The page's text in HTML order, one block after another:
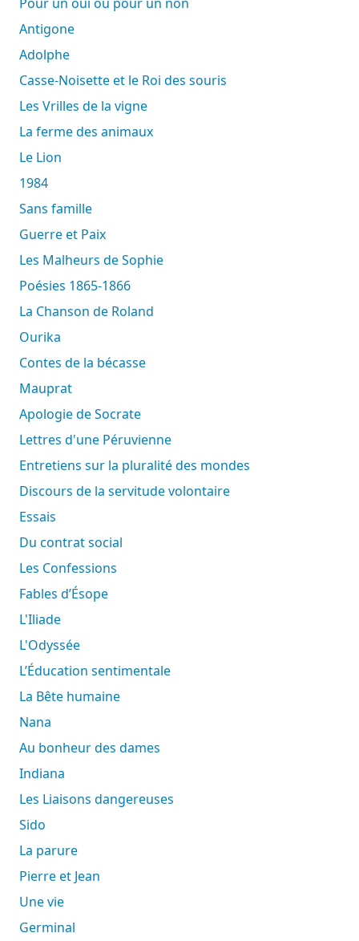
Antigone
Adolphe
Casse-Noisette et le Roi des souris
Les Vrilles de la vigne
La ferme des animaux
Le Lion
1984
Sans famille
Guerre et Paix
Les Malheurs de Sophie
Poésies 1865-1866
La Chanson de Roland
Ourika
Contes de la bécasse
Mauprat
Apologie de Socrate
Lettres d'une Péruvienne
Entretiens sur la pluralité des mondes
Discours de la servitude volontaire
Essais
Du contrat social
Les Confessions
Fables d’Ésope
L'Iliade
L'Odyssée
L’Éducation sentimentale
La Bête humaine
Nana
Au bonheur des dames
Indiana
Les Liaisons dangereuses
Sido
La parure
Pierre et Jean
Une vie
Germinal